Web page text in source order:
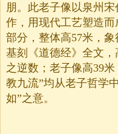
朋。此老子像以泉州
作，用现代工艺塑造
部分，整体高57米，
基刻《道德经》全文
之逆数；老子像高39
教九流”均从老子哲学
如”之意。